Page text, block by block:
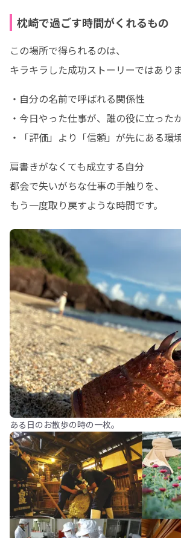
枕崎で過ごす時間がくれるもの
この場所で得られるのは、
キラキラした成功ストーリーではありま
・自分の名前で呼ばれる関係性
・今日やった仕事が、誰の役に立った
・「評価」より「信頼」が先にある環
肩書きがなくても成立する自分
都会で失いがちな仕事の手触りを、
もう一度取り戻すような時間です。
ある日のお散歩の時の一枚。